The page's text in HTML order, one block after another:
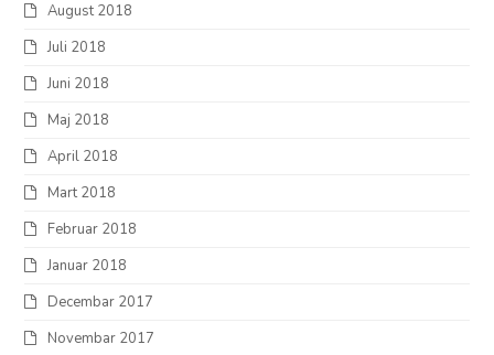
August 2018
Juli 2018
Juni 2018
Maj 2018
April 2018
Mart 2018
Februar 2018
Januar 2018
Decembar 2017
Novembar 2017